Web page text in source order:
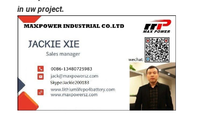
in uw project.